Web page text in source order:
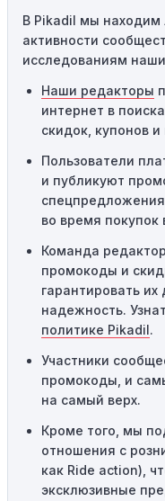
промокоды
порога покупки,
сумма в корзине не
код не сработает.
Географические
промокодов может
местами или
пределами
применяться.
предназначены
использования.
другим, он не будет
Технические сбои:
привести к
таких случаях
службу поддержки.
В Pikadil мы
активности
исследованиям
Наши редакторы
интернет в
скидок, купонов
Пользователи
и публикуют
во время покупок
Команда
промокоды и
гарантировать их
надежность.
политике Pikadil.
Участники
промокоды, и
на самый верх.
Кроме того, мы
отношения с
как Ride action),
эксклюзивные